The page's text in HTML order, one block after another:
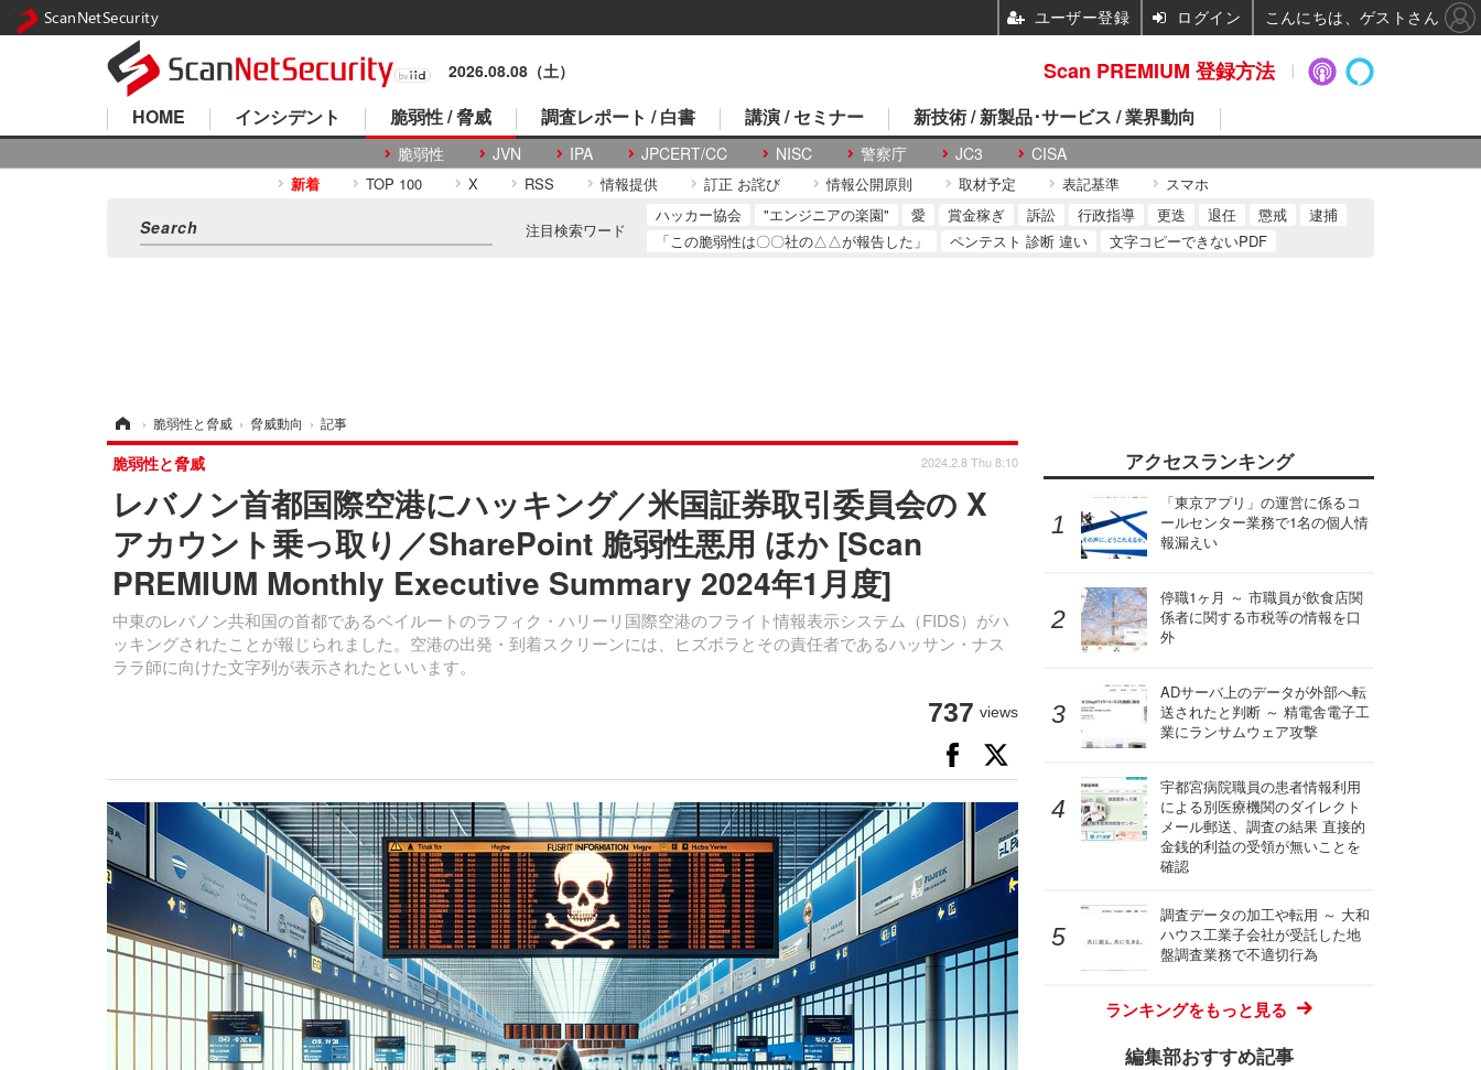
2026.08.08（土）
HOME インシデント 脆弱性 / 脅威
脆弱性 JVN IPA JPCERT/CC NISC 警察庁 JC3 CISA
調査レポート / 白書 講演 / セミナー 新技術 / 新製品･サービス / 業界動向
新着 TOP 100 X RSS 情報提供 訂正 お詫び 情報公開原則 取材予定 表記基準 スマホ
注目検索ワード
ハッカー協会 "エンジニアの楽園" 愛 賞金稼ぎ 訴訟 行政指導 更迭 退任 懲戒
逮捕
「この脆弱性は〇〇社の△△が報告した」
ペンテスト 診断 違い 文字コピーできないPDF
› 脆弱性と脅威 › 脅威動向 › 記事
レバノン首都国際空港にハッキング／米国証券取引委員会の X
アカウント乗っ取り／SharePoint 脆弱性悪用 ほか [Scan
PREMIUM Monthly Executive Summary 2024年1月度]
中東のレバノン共和国の首都であるベイルートのラフィク・ハリーリ国際空港のフライト情報表示システム（FIDS）がハ
ッキングされたことが報じられました。空港の出発・到着スクリーンには、ヒズボラとその責任者であるハッサン・ナス
ララ師に向けた文字列が表示されたといいます。
脆弱性と脅威 2024.2.8 Thu 8:10
737 views
アクセスランキング
「東京アプリ」の運営に係るコ
ールセンター業務で1名の個人情
報漏えい
停職1ヶ月 ～ 市職員が飲食店関
係者に関する市税等の情報を口
外
ADサーバ上のデータが外部へ転
送されたと判断 ～ 精電舎電子工
業にランサムウェア攻撃
宇都宮病院職員の患者情報利用
による別医療機関のダイレクト
メール郵送、調査の結果 直接的
金銭的利益の受領が無いことを
確認
調査データの加工や転用 ～ 大和
ハウス工業子会社が受託した地
盤調査業務で不適切行為
ランキングをもっと見る
編集部おすすめ記事
Scan PREMIUM 登録方法
ScanNetSecurity ユーザー登録 ログイン こんにちは、ゲストさん